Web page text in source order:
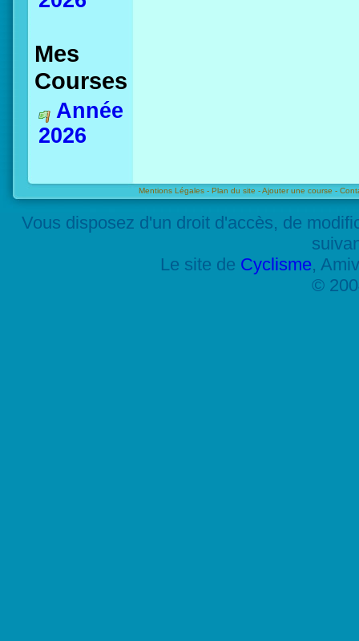
Mes
Courses
Année
2026
Mentions Légales - Plan du site -Ajouter une course -
Vous disposez d'un droit d'accès, de
Le site de Cyclisme,
©